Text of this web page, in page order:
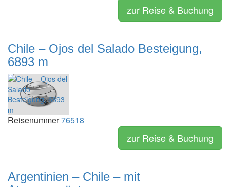
zur Reise & Buchung
Chile – Ojos del Salado Besteigung,
6893 m
Reisenummer76518
zur Reise & Buchung
Argentinien – Chile – mit